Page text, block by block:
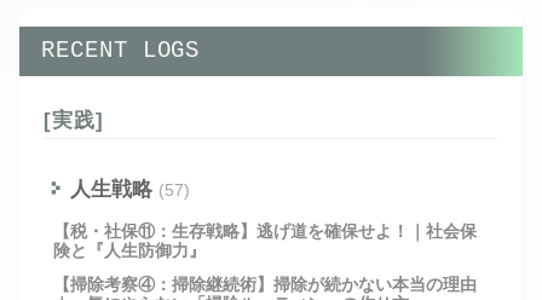
RECENT LOGS
[実践]
人生戦略 (57)
【税・社保⑪：生存戦略】逃げ道を確保せよ！｜社会保
険と『人生防御力』
【掃除考察④：掃除継続術】掃除が続かない本当の理由